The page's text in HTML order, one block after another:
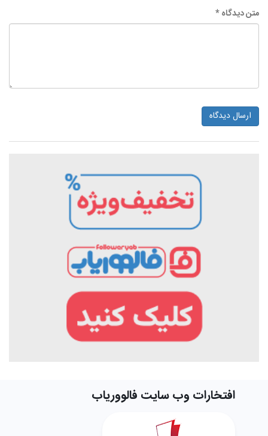
متن دیدگاه *
ارسال دیدگاه
افتخارات وب سایت فالووریاب